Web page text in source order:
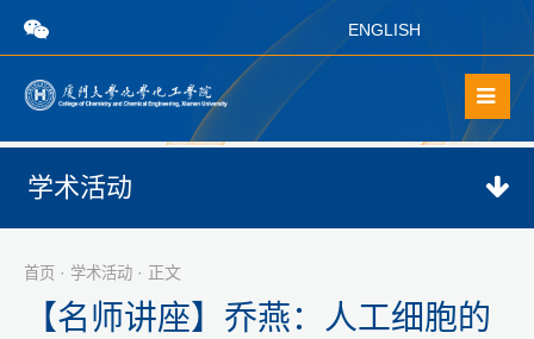
ENGLISH
学术活动
首页 · 学术活动 · 正文
【名师讲座】乔燕：人工细胞的